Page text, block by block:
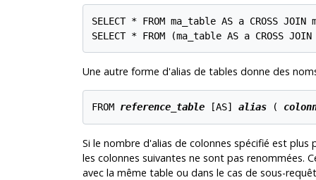
SELECT * FROM ma_table AS a CROSS
SELECT * FROM (ma_table AS a CROSS
Une autre forme d'alias de tables donne des
FROM reference_table [AS] alias (
Si le nombre d'alias de colonnes spécifié est
les colonnes suivantes ne sont pas renommées.
avec la même table ou dans le cas de sous-